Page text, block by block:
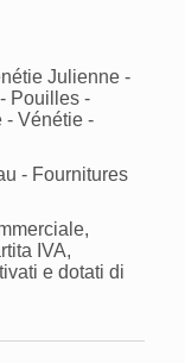
Julienne -
Pouilles -
- Vénétie -
- Fournitures
IVA,
e dotati di